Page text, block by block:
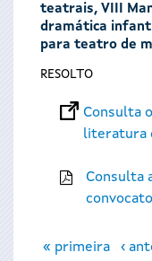
teatrais, VIII
dramática
para teatro de
RESOLTO
Consulta
literatura
Consulta
Páxinas
« primeira ‹